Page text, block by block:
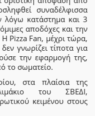
συναδέλφισσα
λόγω κατάστημα και 3
αποδόχες και την
Pizza Fan, μέχρι τώρα,
γνωρίζει τίποτα για
την εφαρμογή της,
το σωματείο.
στα πλαίσια της
του ΣΒΕΔΙ,
κειμένου στους